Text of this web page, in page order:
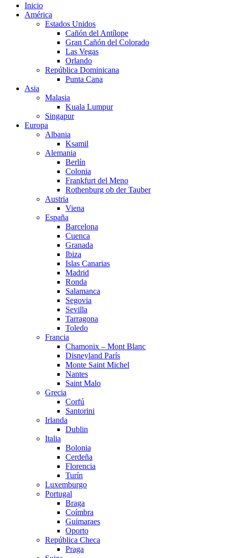
Inicio
América
Estados Unidos
Cañón del Antílope
Gran Cañón del Colorado
Las Vegas
Orlando
República Dominicana
Punta Cana
Asia
Malasia
Kuala Lumpur
Singapur
Europa
Albania
Ksamil
Alemania
Berlín
Colonia
Frankfurt del Meno
Rothenburg ob der Tauber
Austria
Viena
España
Barcelona
Cuenca
Granada
Ibiza
Islas Canarias
Madrid
Ronda
Salamanca
Segovia
Sevilla
Tarragona
Toledo
Francia
Chamonix – Mont Blanc
Disneyland París
Monte Saint Michel
Nantes
Saint Malo
Grecia
Corfú
Santorini
Irlanda
Dublin
Italia
Bolonia
Cerdeña
Florencia
Turín
Luxemburgo
Portugal
Braga
Coímbra
Guimaraes
Oporto
República Checa
Praga